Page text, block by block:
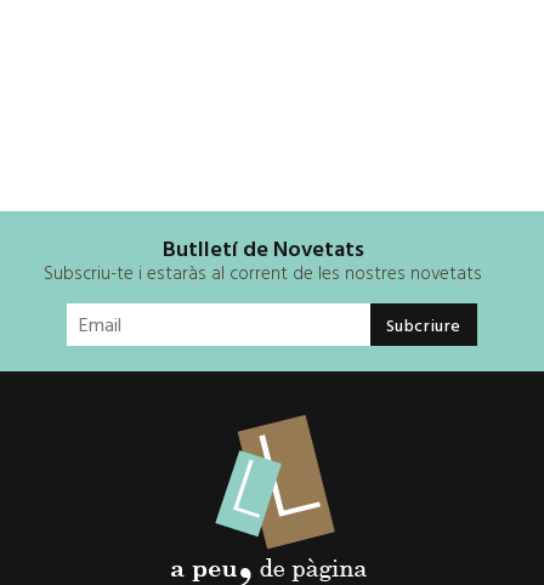
Butlletí de Novetats
Subscriu-te i estaràs al corrent de les nostres novetats